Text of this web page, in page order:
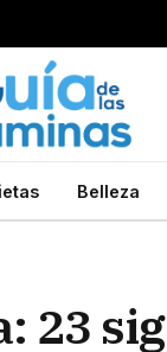
Belleza
23